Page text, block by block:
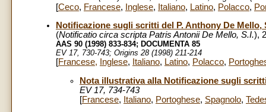
[Ceco, Francese, Inglese, Italiano, Latino, Polacco,
Notificazione sugli scritti del P. Anthony De Mello,
(Notificatio circa scripta Patris Antonii De Mello, S.I.),
AAS 90 (1998) 833-834; DOCUMENTA 85
EV 17, 730-743; Origins 28 (1998) 211-214
[Francese, Inglese, Italiano, Latino, Polacco,
Nota illustrativa alla Notificazione sugli
EV 17, 734-743
[Francese, Italiano, Portoghese, Spagnolo,